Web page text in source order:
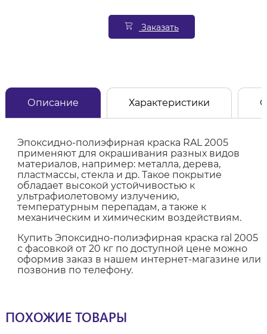
Заказать
Описание Характеристики
Эпоксидно-полиэфирная краска RAL 2005
применяют для окрашивания разных видов
материалов, например: металла, дерева,
пластмассы, стекла и др. Такое покрытие
обладает высокой устойчивостью к
ультрафиолетовому излучению,
температурным перепадам, а также к
механическим и химическим воздействиям.
Купить Эпоксидно-полиэфирная краска ral 2005
с фасовкой от 20 кг по доступной цене можно
оформив заказ в нашем интернет-магазине или
позвонив по телефону.
ПОХОЖИЕ ТОВАРЫ